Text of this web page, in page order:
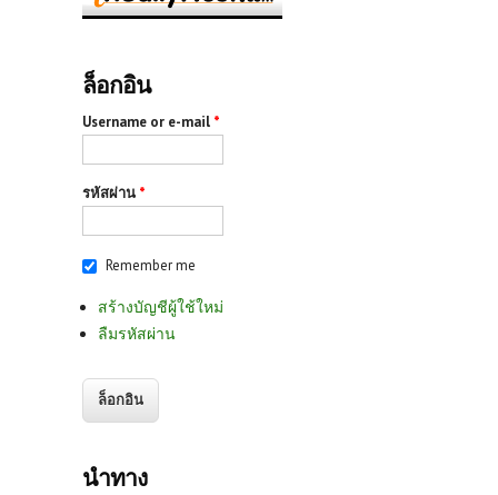
ล็อกอิน
Username or e-mail *
รหัสผ่าน *
Remember me
สร้างบัญชีผู้ใช้ใหม่
ลืมรหัสผ่าน
นำทาง